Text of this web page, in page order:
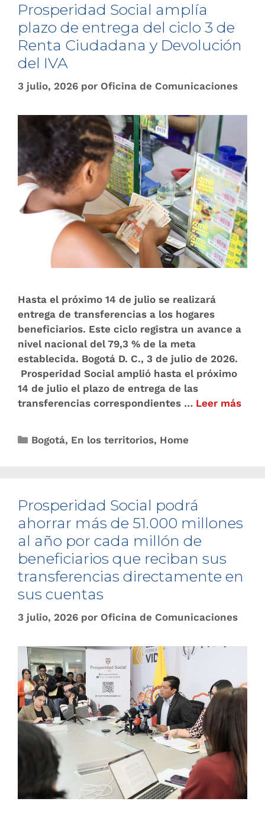
Prosperidad Social amplía
plazo de entrega del ciclo 3 de
Renta Ciudadana y Devolución
del IVA
3 julio, 2026 por Oficina de Comunicaciones
Hasta el próximo 14 de julio se realizará
entrega de transferencias a los hogares
beneficiarios. Este ciclo registra un avance a
nivel nacional del 79,3 % de la meta
establecida. Bogotá D. C., 3 de julio de 2026.
Prosperidad Social amplió hasta el próximo
14 de julio el plazo de entrega de las
transferencias correspondientes … Leer más
Bogotá, En los territorios, Home
Prosperidad Social podrá
ahorrar más de 51.000 millones
al año por cada millón de
beneficiarios que reciban sus
transferencias directamente en
sus cuentas
3 julio, 2026 por Oficina de Comunicaciones